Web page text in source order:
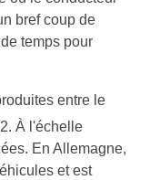
bref coup de
temps pour
entre le
À l'échelle
En Allemagne,
et est